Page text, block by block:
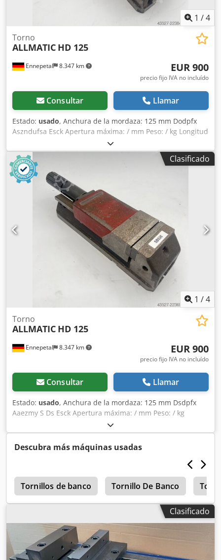
1 /4
Ennepetal 8.347 km
Torno
ALLMATIC HD 125
EUR 900
precio fijo IVA no incluído
Consultar Llamar
Estado: usado, Anchura de la mordaza: 125 mm Dodpfx
Aszndufsa Esck Apertura máxima: / mm Peso: / kg Longitud
total: / mm Tornillo de máquina Allmatic, tensor de alta
presión HD 125 - Sin llave para el tornillo de máquina.
Clasificado
1 /4
Ennepetal 8.347 km
Torno
ALLMATIC HD 125
EUR 900
precio fijo IVA no incluído
Consultar Llamar
Estado: usado, Anchura de la mordaza: 125 mm Dsdpfx
Aaezmy S Ds Esck Apertura máxima: / mm Peso: / kg
Longitud total: / mm Tornillo de máquina Allmatic, tensor
de alta presión HD 125 - Sin llave para el tornillo de
máquina.
Descubra más máquinas usadas
Tornillos de banco Tornillo De Banco
Clasificado